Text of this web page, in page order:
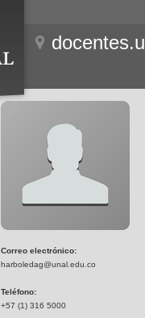
Correo electrónico:
harboledag@unal.edu.co
Teléfono:
+57 (1) 316 5000